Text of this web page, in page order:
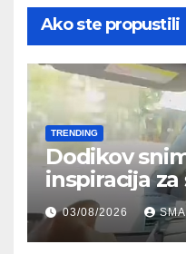
Ako ste propustili
TRENDING
Dodikov
inspiracija
kroz
03/08/2026